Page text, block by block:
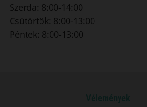
Szerda: 8:00-14:00
Csütörtök: 8:00-13:00
Péntek: 8:00-13:00
Vélemények